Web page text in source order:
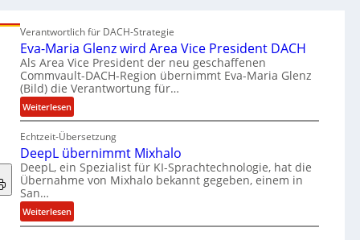
Verantwortlich für DACH-Strategie
Eva-Maria Glenz wird Area Vice President DACH
Als Area Vice President der neu geschaffenen
Commvault-DACH-Region übernimmt Eva-Maria Glenz
(Bild) die Verantwortung für…
Weiterlesen:
E
v
a
-
M
r
i
Echtzeit-Übersetzung
DeepL übernimmt Mixhalo
DeepL, ein Spezialist für KI-Sprachtechnologie, hat die
Übernahme von Mixhalo bekannt gegeben, einem in
San…
Weiterlesen:
D